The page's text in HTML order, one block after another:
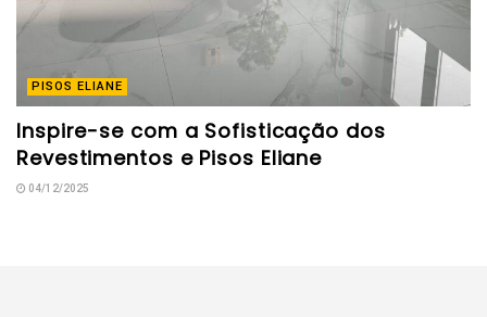
PISOS ELIANE
Inspire-se com a Sofisticação dos
Revestimentos e Pisos Eliane
04/12/2025